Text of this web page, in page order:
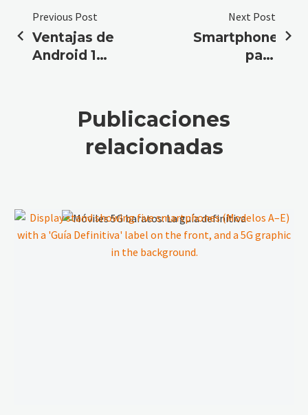
Previous Post
Ventajas de
Android 16
Oukitel
Next Post
Smartphones
para
outdoor
Publicaciones
relacionadas